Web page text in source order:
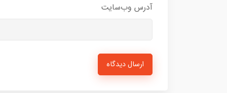
آدرس وب‌سایت
ارسال دیدگاه